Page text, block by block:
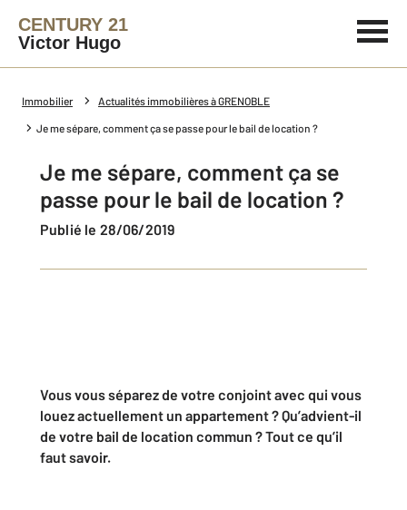
CENTURY 21
Victor Hugo
Immobilier Actualités immobilières à GRENOBLE
Je me sépare, comment ça se passe pour le bail de location ?
Je me sépare, comment ça se
passe pour le bail de location ?
Publié le 28/06/2019
Vous vous séparez de votre conjoint avec qui vous
louez actuellement un appartement ? Qu’advient-il
de votre bail de location commun ? Tout ce qu’il
faut savoir.